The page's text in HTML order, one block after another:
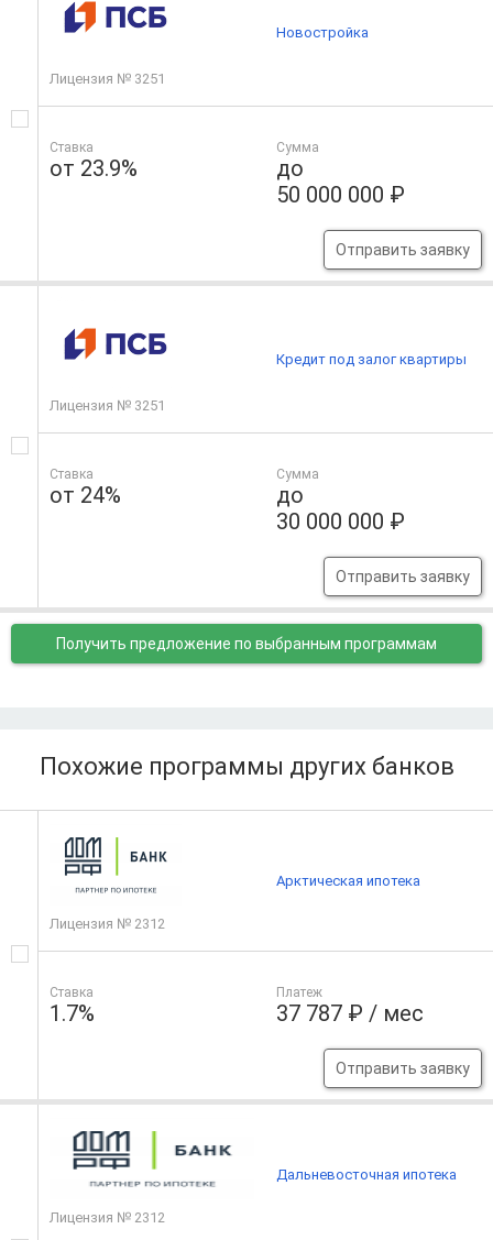
Лицензия № 3251
Ставка
от 23.9%
Сумма
до
50 000 000 ₽
Отправить заявку
Новостройка
Лицензия № 3251
Ставка
от 24%
Сумма
до
30 000 000 ₽
Отправить заявку
Кредит под залог квартиры
Получить предложение по выбранным программам
Похожие программы других банков
Лицензия № 2312
Ставка
1.7%
Платеж
37 787 ₽ / мес
Отправить заявку
Арктическая ипотека
Лицензия № 2312
Дальневосточная ипотека